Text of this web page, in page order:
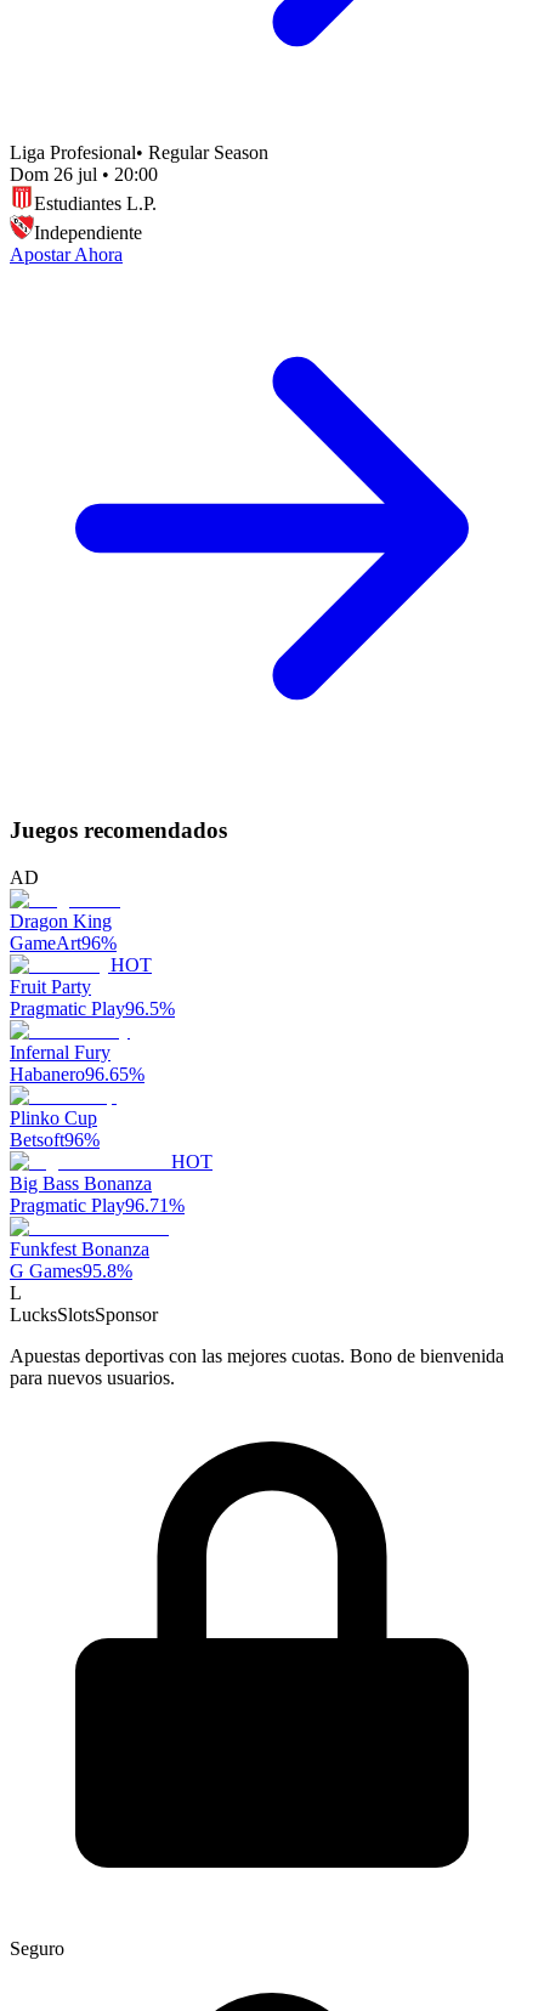
Liga Profesional• Regular Season
Dom 26 jul • 20:00
Estudiantes L.P.
Independiente
Apostar Ahora
Juegos recomendados
AD
Dragon King
GameArt96%
HOT
Fruit Party
Pragmatic Play96.5%
Infernal Fury
Habanero96.65%
Plinko Cup
Betsoft96%
HOT
Big Bass Bonanza
Pragmatic Play96.71%
Funkfest Bonanza
G Games95.8%
L
LucksSlotsSponsor
Apuestas deportivas con las mejores cuotas. Bono de bienvenida
para nuevos usuarios.
Seguro